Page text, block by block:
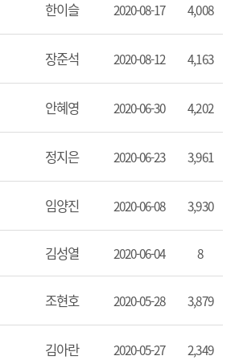
한이슬 2020-08-17 4,008
장준석 2020-08-12 4,163
안혜영 2020-06-30 4,202
정지은 2020-06-23 3,961
임양진 2020-06-08 3,930
김성열 2020-06-04 8
조현호 2020-05-28 3,879
김아란 2020-05-27 2,349